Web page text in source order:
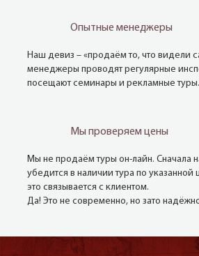
Опытные менеджеры
Наш девиз – «продаём то, что видели
менеджеры проводят регулярные
посещают семинары и рекламные туры.
Мы проверяем цены
Мы не продаём туры он-лайн. Сначала
убедится в наличии тура по указанной
это связывается с клиентом.
Да! Это не современно, но зато